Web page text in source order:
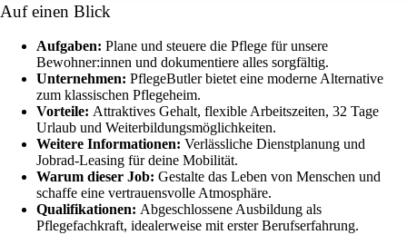
Auf einen Blick
Aufgaben: Plane und steuere die Pflege für unsere
Bewohner:innen und dokumentiere alles sorgfältig.
Unternehmen: PflegeButler bietet eine moderne Alternative
zum klassischen Pflegeheim.
Vorteile: Attraktives Gehalt, flexible Arbeitszeiten, 32 Tage
Urlaub und Weiterbildungsmöglichkeiten.
Weitere Informationen: Verlässliche Dienstplanung und
Jobrad-Leasing für deine Mobilität.
Warum dieser Job: Gestalte das Leben von Menschen und
schaffe eine vertrauensvolle Atmosphäre.
Qualifikationen: Abgeschlossene Ausbildung als
Pflegefachkraft, idealerweise mit erster Berufserfahrung.